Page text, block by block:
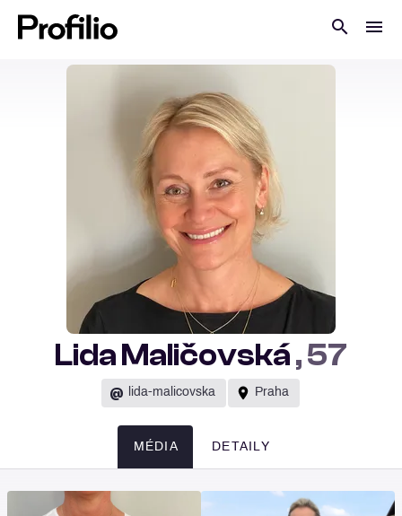
Lida Maličovská, 57
@ lida-malicovska Praha
MÉDIA DETAILY
Média